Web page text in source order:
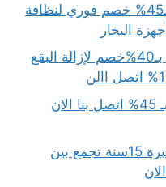
شركة تنظيف بالبخار بالرياض بـ45% خصم فوري لنظافة
البخار
شركة تنظيف الجدران بالرياض بـ40%خصم لإزالة البقع
شركة تنظيف شبابيك بالرياض بـ 45% اتصل بنا الان
شركة ترميم منازل بالرياض..بخبرة 15سنة تجمع بين